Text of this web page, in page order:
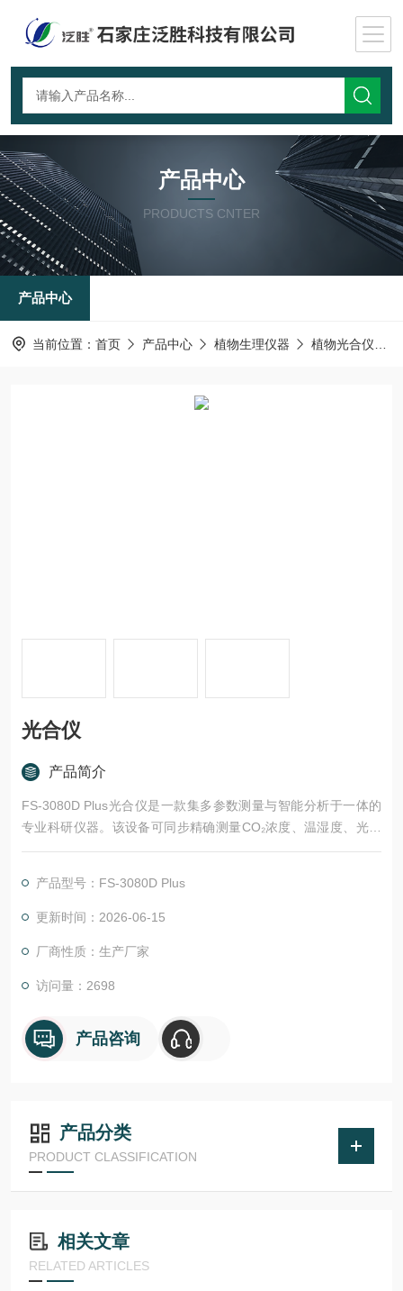
产品中心
PRODUCTS CNTER
产品中心
当前位置： 首页 产品中心 植物生理仪器 植物光合仪
光合仪
产品简介
FS-3080D Plus光合仪是一款集多参数测量与智能分析于一体的
专业科研仪器。该设备可同步精确测量CO₂浓度、温湿度、光合
有效辐射、气体流量及大气压力等关键环境参数，并自动计算光
项核心生理生态指标。
产品型号：FS-3080D Plus
更新时间：2026-06-15
厂商性质：生产厂家
访问量：2698
产品咨询
产品分类
PRODUCT CLASSIFICATION
相关文章
RELATED ARTICLES